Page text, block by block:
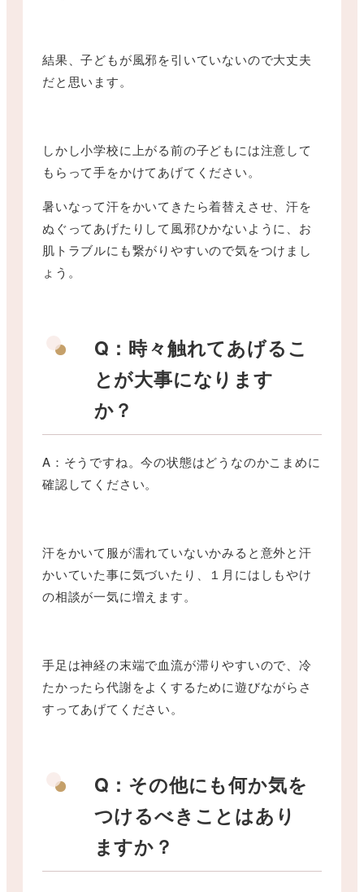
結果、子どもが風邪を引いていないので大丈夫
だと思います。
しかし小学校に上がる前の子どもには注意して
もらって手をかけてあげてください。
暑いなって汗をかいてきたら着替えさせ、汗を
ぬぐってあげたりして風邪ひかないように、お
肌トラブルにも繋がりやすいので気をつけまし
ょう。
Q：時々触れてあげるこ
とが大事になります
か？
A：そうですね。今の状態はどうなのかこまめに
確認してください。
汗をかいて服が濡れていないかみると意外と汗
かいていた事に気づいたり、１月にはしもやけ
の相談が一気に増えます。
手足は神経の末端で血流が滞りやすいので、冷
たかったら代謝をよくするために遊びながらさ
すってあげてください。
Q：その他にも何か気を
つけるべきことはあり
ますか？